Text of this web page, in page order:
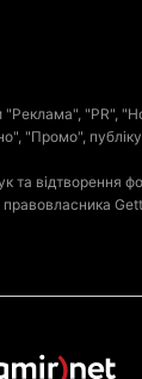
"Реклама", "PR",
"Промо",
та відтворення
правовласника